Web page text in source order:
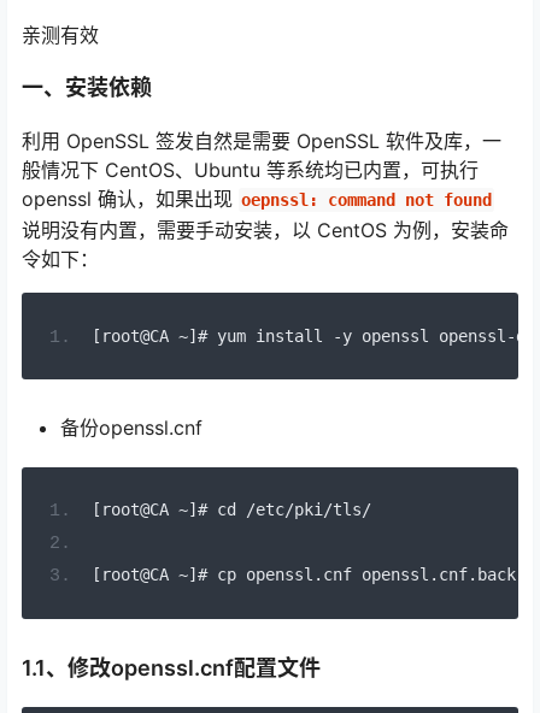
亲测有效
一、安装依赖
利用 OpenSSL 签发自然是需要 OpenSSL 软件及库，一
般情况下 CentOS、Ubuntu 等系统均已内置，可执行
openssl 确认，如果出现 oepnssl: command not found
说明没有内置，需要手动安装，以 CentOS 为例，安装命
令如下：
[ root@CA ~]# yum install -y openssl openssl -
备份openssl.cnf
[ root@CA ~]# cd /etc/pki /tls/
[ root@CA ~]# cp openssl . cnf openssl . cnf. back
1.1、修改openssl.cnf配置文件